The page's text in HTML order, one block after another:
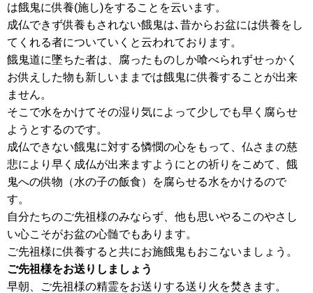
は餓鬼に供養(施し)をすることを云います。
成仏できず供養もされない餓鬼は､昔からお盆には供養をし
てくれる者についていくと云われております。
餓鬼道に墜ちた者は、腐ったものしか喰べられずせっかく
お供えした物も新しいままでは餓鬼に供養することが出来
ません。
そこで水をかけてその湿り気によって少しでも早く腐らせ
ようとするのです。
成仏できない餓鬼に対する憐憫の心をもって、仏さまの慈
悲により早く成仏が出来ますようにとの祈りをこめて、餓
鬼への供物（水の子の飯食）を腐らせる水をかけるので
す。
自分たちのご先祖様のみならず、他も思いやるこのやさし
い心こそがお盆の心髄でもあります。
ご先祖様に供養すると共にお施餓鬼もおこないましょう。
ご先祖様をお送りしましょう
早朝、ご先祖様の精霊をお送りする送り火を焚きます。